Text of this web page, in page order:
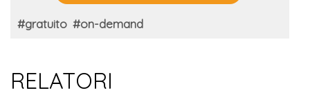
#gratuito #on-demand
RELATORI